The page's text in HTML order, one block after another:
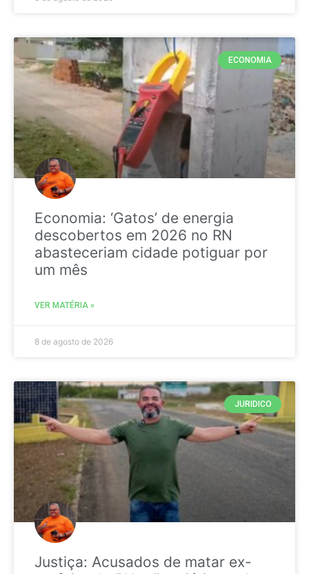
ECONOMIA
Economia: ‘Gatos’ de energia
descobertos em 2026 no RN
abasteceriam cidade potiguar por
um mês
VER MATÉRIA »
8 de agosto de 2026
JURIDICO
Justiça: Acusados de matar ex-